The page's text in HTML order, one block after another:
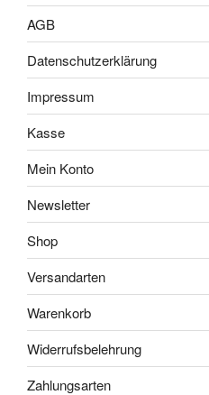
AGB
Datenschutzerklärung
Impressum
Kasse
Mein Konto
Newsletter
Shop
Versandarten
Warenkorb
Widerrufsbelehrung
Zahlungsarten